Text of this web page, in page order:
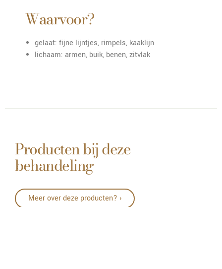
Waarvoor?
gelaat: fijne lijntjes, rimpels, kaaklijn
lichaam: armen, buik, benen, zitvlak
Producten bij deze
behandeling
Meer over deze producten? ›